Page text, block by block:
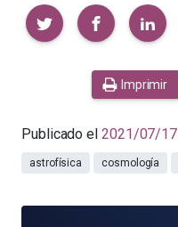
Compartir
Imprimir
Publicado el 2021/07/17
astrofísica cosmología